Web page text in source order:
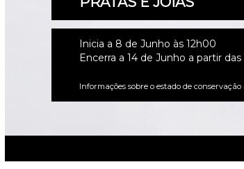
Inicia a 8 de Junho às 12h00
Encerra a 14 de Junho a partir das
Informações sobre o estado de